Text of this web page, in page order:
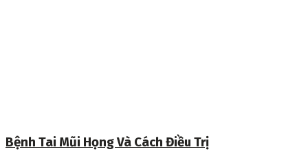
Bệnh Tai Mũi Họng Và Cách Điều Trị